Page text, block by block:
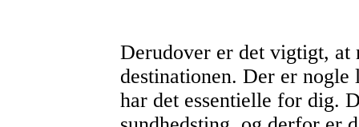
Derudover er det vigtigt, at
destinationen. Der er nogle
har det essentielle for dig.